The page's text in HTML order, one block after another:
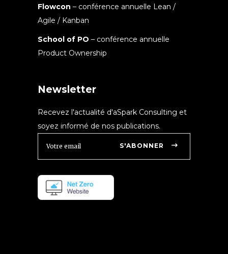
Flowcon – conférence annuelle Lean /
Agile / Kanban
School of PO – conférence annuelle
Product Ownership
Newsletter
Recevez l'actualité d'aSpark Consulting et
soyez informé de nos publications.
S'ABONNER